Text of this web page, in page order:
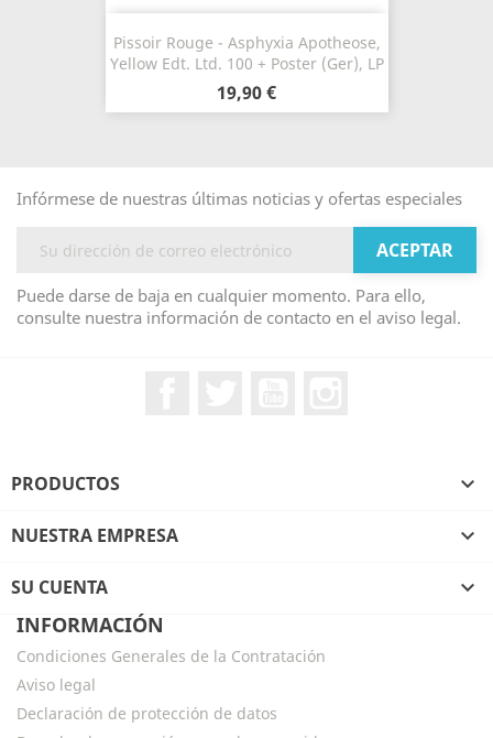
Pissoir Rouge - Asphyxia Apotheose,
Yellow Edt. Ltd. 100 + Poster (Ger), LP
19,90 €
Infórmese de nuestras últimas noticias y ofertas especiales
Puede darse de baja en cualquier momento. Para ello,
consulte nuestra información de contacto en el aviso legal.
PRODUCTOS 
NUESTRA EMPRESA 
SU CUENTA

INFORMACIÓN
Condiciones Generales de la Contratación
Aviso legal
Declaración de protección de datos